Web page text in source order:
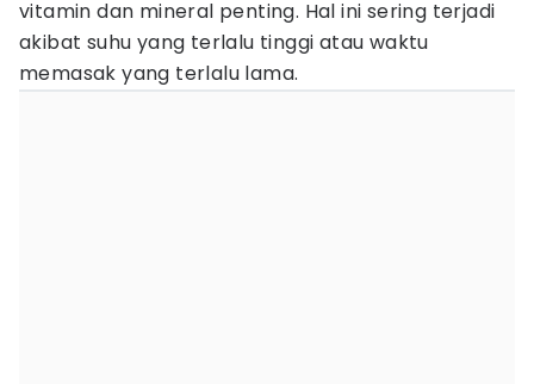
vitamin dan mineral penting. Hal ini sering terjadi
akibat suhu yang terlalu tinggi atau waktu
memasak yang terlalu lama.